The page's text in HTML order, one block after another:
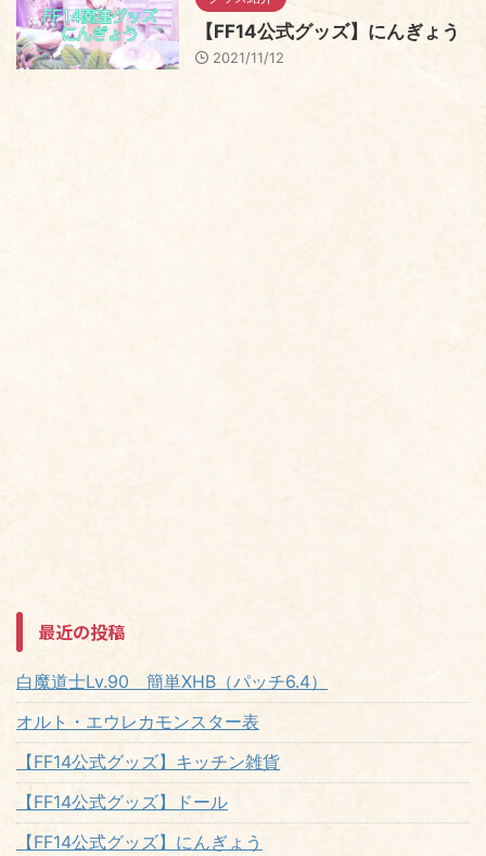
【FF14公式グッズ】にんぎょう
2021/11/12
最近の投稿
白魔道士Lv.90 簡単XHB（パッチ6.4）
オルト・エウレカモンスター表
【FF14公式グッズ】キッチン雑貨
【FF14公式グッズ】ドール
【FF14公式グッズ】にんぎょう